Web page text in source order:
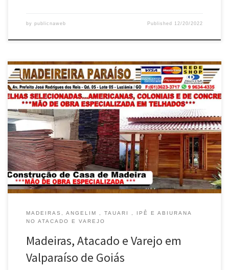
by publicnaweb Published 12/20/2022
MADEIRAS, ANGELIM , TAUARI , IPÊ E ABIURANA
NO ATACADO E VAREJO
Madeiras, Atacado e Varejo em
Valparaíso de Goiás